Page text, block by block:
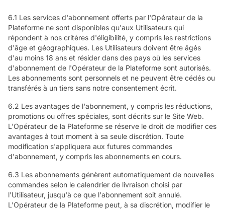
6.1 Les services d'abonnement offerts par l'Opérateur de la
Plateforme ne sont disponibles qu'aux Utilisateurs qui
répondent à nos critères d'éligibilité, y compris les restrictions
d'âge et géographiques. Les Utilisateurs doivent être âgés
d'au moins 18 ans et résider dans des pays où les services
d'abonnement de l'Opérateur de la Plateforme sont autorisés.
Les abonnements sont personnels et ne peuvent être cédés ou
transférés à un tiers sans notre consentement écrit.
6.2 Les avantages de l'abonnement, y compris les réductions,
promotions ou offres spéciales, sont décrits sur le Site Web.
L'Opérateur de la Plateforme se réserve le droit de modifier ces
avantages à tout moment à sa seule discrétion. Toute
modification s'appliquera aux futures commandes
d'abonnement, y compris les abonnements en cours.
6.3 Les abonnements génèrent automatiquement de nouvelles
commandes selon le calendrier de livraison choisi par
l'Utilisateur, jusqu'à ce que l'abonnement soit annulé.
L'Opérateur de la Plateforme peut, à sa discrétion, modifier le